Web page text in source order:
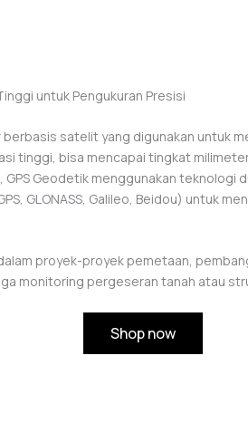
untuk Pengukuran Presisi
berbasis satelit yang digunakan untuk
tinggi, bisa mencapai tingkat
Geodetik menggunakan teknologi
GLONASS, Galileo, Beidou) untuk
proyek-proyek pemetaan,
monitoring pergeseran tanah atau
Shop now